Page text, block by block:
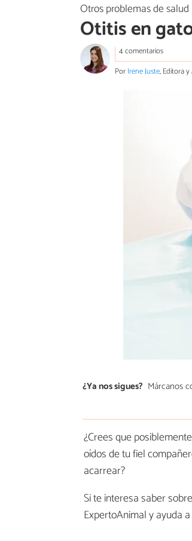
Otros problemas de salud
Otitis en
4 comentarios
PorIrene Juste, Editora
¿Ya nos sigues? Márcanos
¿Crees que
oídos de tu fiel
acarrear?
Si te interesa saber
ExpertoAnimal y ayuda